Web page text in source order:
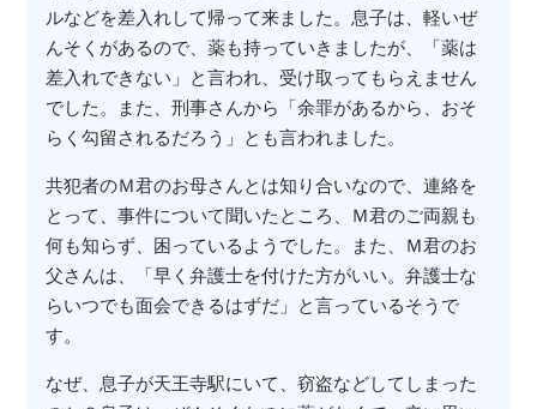
ルなどを差入れして帰って来ました。息子は、軽いぜ
んそくがあるので、薬も持っていきましたが、「薬は
差入れできない」と言われ、受け取ってもらえません
でした。また、刑事さんから「余罪があるから、おそ
らく勾留されるだろう」とも言われました。
共犯者のＭ君のお母さんとは知り合いなので、連絡を
とって、事件について聞いたところ、Ｍ君のご両親も
何も知らず、困っているようでした。また、Ｍ君のお
父さんは、「早く弁護士を付けた方がいい。弁護士な
らいつでも面会できるはずだ」と言っているそうで
す。
なぜ、息子が天王寺駅にいて、窃盗などしてしまった